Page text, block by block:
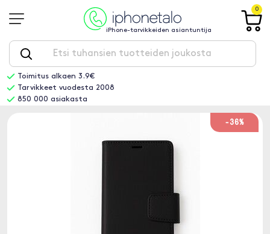
iPhone-tarvikkeiden asiantuntija
0
Toimitus alkaen 3.9€
Tarvikkeet vuodesta 2008
850 000 asiakasta
-36%